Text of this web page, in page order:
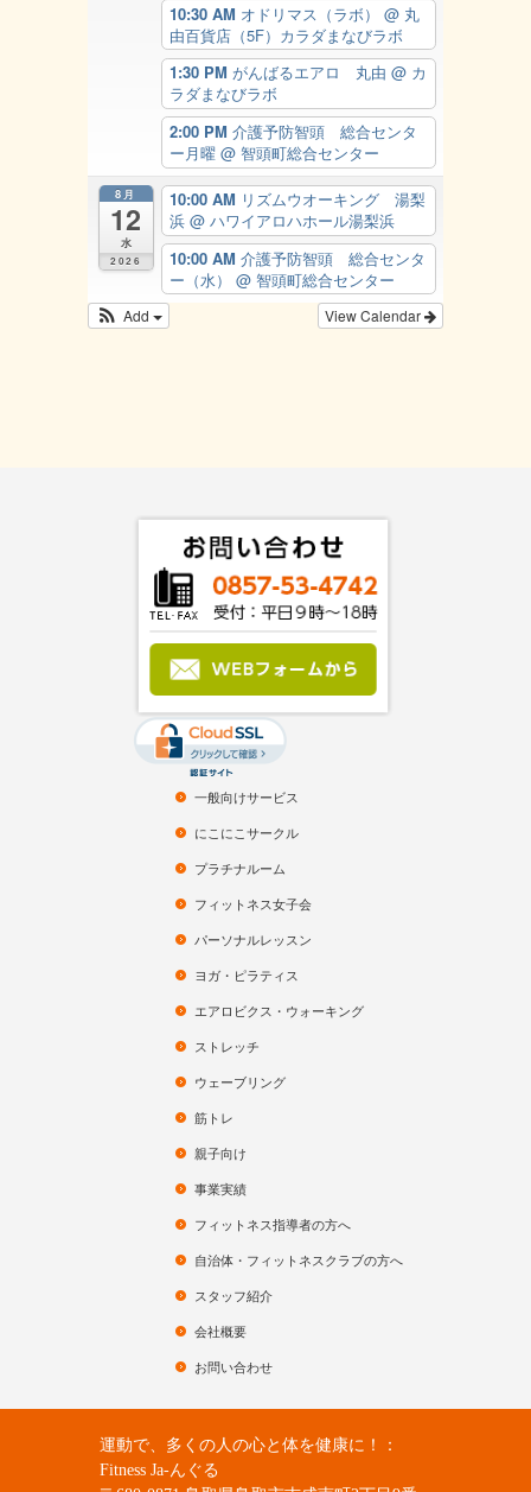
10:30 AM オドリマス（ラボ） @ 丸
由百貨店（5F）カラダまなびラボ
1:30 PM がんばるエアロ 丸由 @ カ
ラダまなびラボ
2:00 PM 介護予防智頭 総合センタ
ー月曜 @ 智頭町総合センター
8月
12
水
2026
10:00 AM リズムウオーキング 湯梨
浜 @ ハワイアロハホール湯梨浜
10:00 AM 介護予防智頭 総合センタ
ー（水） @ 智頭町総合センター
View Calendar
Add
一般向けサービス
にこにこサークル
プラチナルーム
フィットネス女子会
パーソナルレッスン
ヨガ・ピラティス
エアロビクス・ウォーキング
ストレッチ
ウェーブリング
筋トレ
親子向け
事業実績
フィットネス指導者の方へ
自治体・フィットネスクラブの方へ
スタッフ紹介
会社概要
お問い合わせ
運動で、多くの人の心と体を健康に！：
Fitness Ja-んぐる